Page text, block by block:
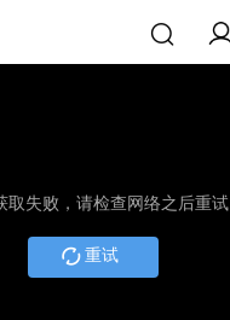
取失败，请检查网络之后重试
重试